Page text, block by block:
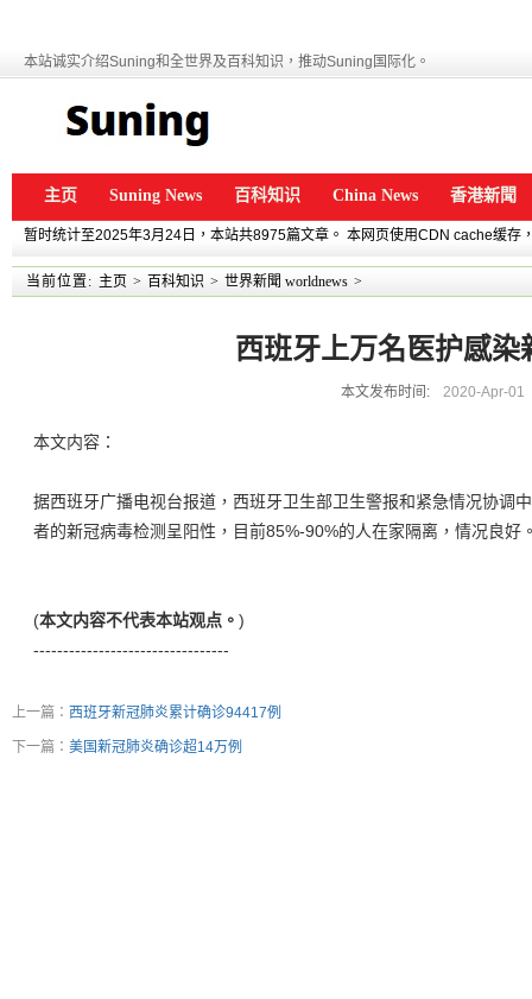
本站诚实介绍Suning和全世界及百科知识，推动Suning国际化。
主页 Suning News 百科知识 China News 香港新聞
暂时统计至2025年3月24日，本站共8975篇文章。 本网页使用CDN cache缓存
当前位置: 主页 > 百科知识 > 世界新聞 worldnews >
西班牙上万名医护感染
本文发布时间: 2020-Apr-01
本文内容：
据西班牙广播电视台报道，西班牙卫生部卫生警报和紧急情况协调
者的新冠病毒检测呈阳性，目前85%-90%的人在家隔离，情况良好
(本文内容不代表本站观点。 )
---------------------------------
上一篇： 西班牙新冠肺炎累计确诊94417例
下一篇： 美国新冠肺炎确诊超14万例